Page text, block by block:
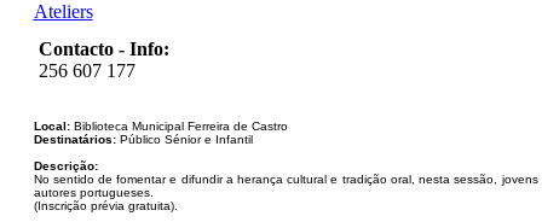
Ateliers
Contacto - Info:
256 607 177
Local: Biblioteca Municipal Ferreira de Castro
Destinatários: Público Sénior e Infantil
Descrição:
No sentido de fomentar e difundir a herança cultural e tradição oral, nesta sessão,
autores portugueses.
(Inscrição prévia gratuita).